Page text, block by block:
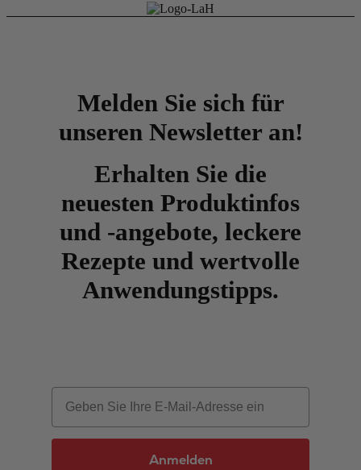
Melden Sie sich für
unseren Newsletter an!
Erhalten Sie die
neuesten Produktinfos
und -angebote, leckere
Rezepte und wertvolle
Anwendungstipps.
Email
Anmelden